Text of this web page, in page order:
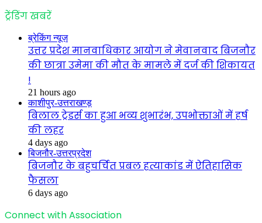
ट्रेंडिंग खबरें
ब्रेकिंग न्यूज़
उत्तर प्रदेश मानवाधिकार आयोग ने मेवानवाद बिजनौर
की छात्रा उमेमा की मौत के मामले में दर्ज की शिकायत
!
21 hours ago
काशीपुर-उत्तराखण्ड़
बिलाल ट्रेडर्स का हुआ भव्य शुभारंभ, उपभोक्ताओं में हर्ष
की लहर
4 days ago
बिजनौर-उत्तरप्रदेश
बिजनौर के बहुचर्चित प्रबल हत्याकांड में ऐतिहासिक
फैसला
6 days ago
Connect with Association